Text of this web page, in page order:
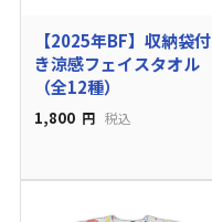
【2025年BF】収納袋付
き涼感フェイスタオル
（全12種）
1,800 円 税込